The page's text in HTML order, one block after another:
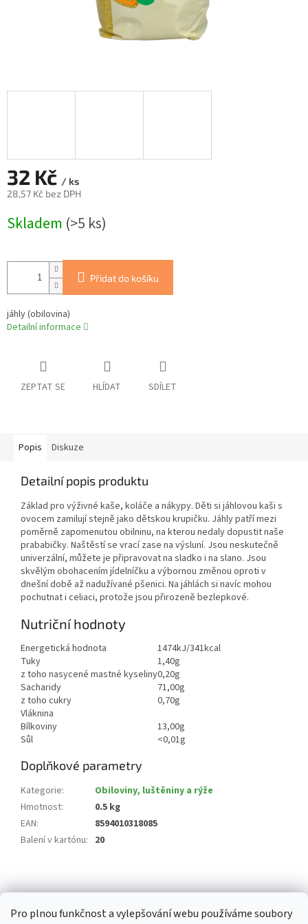
Pro plnou funkčnost a vylepšování webu používáme soubory
32 Kč / ks
28,57 Kč bez DPH
cena:
Skladem (>5 ks)
Přidat do košíku
jáhly (obilovina)
Detailní informace
ZEPTAT SE HLÍDAT SDÍLET
Popis Diskuze
Detailní popis produktu
Základ pro výživné kaše, koláče a nákypy. Děti si jáhlovou kaši s
ovocem zamilují stejně jako dětskou krupičku. Jáhly patří mezi
poměrně zapomenutou obilninu, na kterou nedaly dopustit naše
prababičky. Naštěstí se vrací zase na výsluní. Jsou neskutečně
univerzální, můžete je připravovat na sladko i na slano. Jsou
skvělým obohacením jídelníčku a výbornou změnou oproti v
dnešní době až nadužívané pšenici. Na jáhlách si navíc mohou
pochutnat i celiaci, protože jsou přirozeně bezlepkové.
Nutriční hodnoty
Energetická hodnota
1474kJ/341kcal
Tuky
1,40g
z toho nasycené mastné kyseliny0,20g
Sacharidy
71,00g
z toho cukry
0,70g
Vláknina
Bílkoviny
13,00g
Sůl
<0,01g
Doplňkové parametry
Kategorie:
Obiloviny, luštěniny a rýže
Hmotnost:
0.5 kg
EAN:
8594010318085
Balení v kartónu: 20
á